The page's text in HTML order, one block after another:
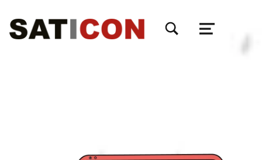
TOGGLE SEARCH FORM MODAL BOX
MENU